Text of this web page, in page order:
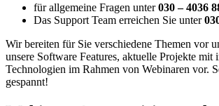
für allgemeine Fragen unter030 – 4036
Das Support Team erreichen Sie unter
Wir bereiten für Sie verschiedene Themen vor
unsere Software Features, aktuelle Projekte mit
Technologien im Rahmen von Webinaren vor.
gespannt!